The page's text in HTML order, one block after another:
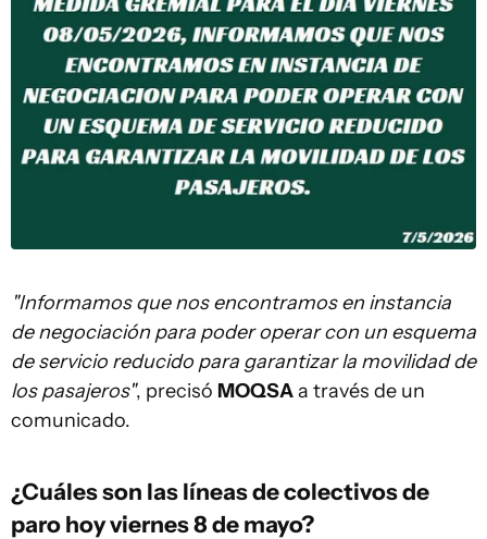
"Informamos que nos encontramos en instancia
de negociación para poder operar con un esquema
de servicio reducido para garantizar la movilidad de
los pasajeros", precisó MOQSAa través de un
comunicado.
¿Cuáles son las líneas de colectivos de
paro hoy viernes 8 de mayo?